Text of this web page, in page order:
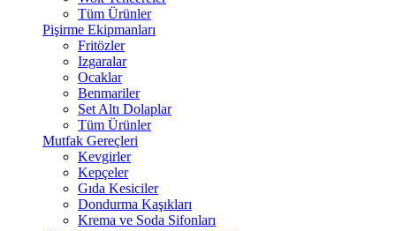
Tüm Ürünler
Pişirme Ekipmanları
Fritözler
Izgaralar
Ocaklar
Benmariler
Set Altı Dolaplar
Tüm Ürünler
Mutfak Gereçleri
Kevgirler
Kepçeler
Gıda Kesiciler
Dondurma Kaşıkları
Krema ve Soda Sifonları